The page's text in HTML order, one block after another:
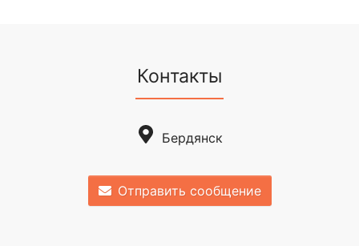
Контакты
Бердянск
Отправить сообщение